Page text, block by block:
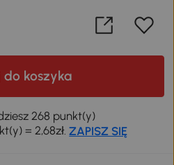
do koszyka
268 punkt(y)
= 2,68zł.ZAPISZ SIĘ